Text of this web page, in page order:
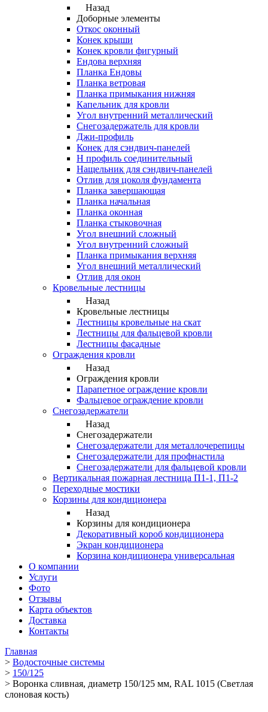
Назад
Доборные элементы
Откос оконный
Конек крыши
Конек кровли фигурный
Ендова верхняя
Планка Ендовы
Планка ветровая
Планка примыкания нижняя
Капельник для кровли
Угол внутренний металлический
Снегозадержатель для кровли
Джи-профиль
Конек для сэндвич-панелей
Н профиль соединительный
Нащельник для сэндвич-панелей
Отлив для цоколя фундамента
Планка завершающая
Планка начальная
Планка оконная
Планка стыковочная
Угол внешний сложный
Угол внутренний сложный
Планка примыкания верхняя
Угол внешний металлический
Отлив для окон
Кровельные лестницы
Назад
Кровельные лестницы
Лестницы кровельные на скат
Лестницы для фальцевой кровли
Лестницы фасадные
Ограждения кровли
Назад
Ограждения кровли
Парапетное ограждение кровли
Фальцевое ограждение кровли
Снегозадержатели
Назад
Снегозадержатели
Снегозадержатели для металлочерепицы
Снегозадержатели для профнастила
Снегозадержатели для фальцевой кровли
Вертикальная пожарная лестница П1-1, П1-2
Переходные мостики
Корзины для кондиционера
Назад
Корзины для кондиционера
Декоративный короб кондиционера
Экран кондиционера
Корзина кондиционера универсальная
О компании
Услуги
Фото
Отзывы
Карта объектов
Доставка
Контакты
Главная
> Водосточные системы
> 150/125
> Воронка сливная, диаметр 150/125 мм, RAL 1015 (Светлая
слоновая кость)